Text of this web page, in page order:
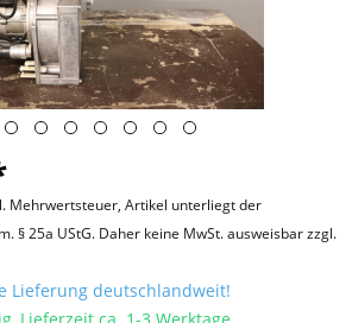
Mehrwertsteuer, Artikel unterliegt der
§ 25a UStG. Daher keine MwSt. ausweisbar zzgl.
Lieferung deutschlandweit!